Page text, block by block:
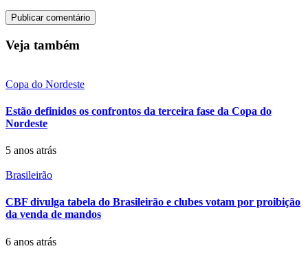
Veja também
Copa do Nordeste
Estão definidos os confrontos da terceira fase da Copa do
Nordeste
5 anos atrás
Brasileirão
CBF divulga tabela do Brasileirão e clubes votam por proibição
da venda de mandos
6 anos atrás